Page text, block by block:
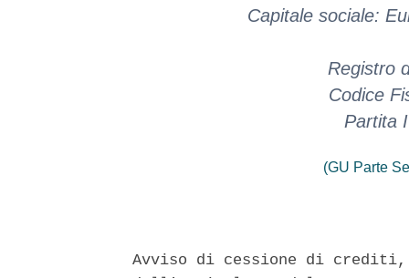
Capitale sociale:
Registro
Codice
Partita
(GU Parte
Avviso di cessione di